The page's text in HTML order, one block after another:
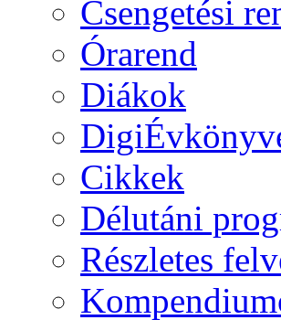
Csengetési
Órarend
Diákok
Cikkek
Délutáni
Részletes